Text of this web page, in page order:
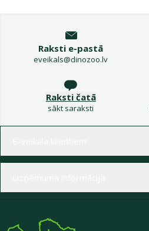
Raksti e-pastā
eveikals@dinozoo.lv
Raksti čatā
sākt saraksti